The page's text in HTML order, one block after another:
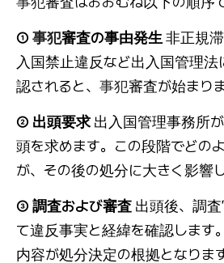
① 事犯審査の事由発生非正規
入国禁止違反など出入国管理法
認されると、 事犯審査が始まりま
② 出頭要求出入国管理事務所
頭を求めます。この段階でどの
が、その後の処分に大きく影響し
③ 調査および審査 出頭後、調
て違反事実と経緯を確認します
内容が処分決定の根拠となります